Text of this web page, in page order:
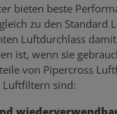
bieten beste
zu den Standard
Luftdurchlass
ist, wenn sie
von Pipercross
Luftfiltern sind: